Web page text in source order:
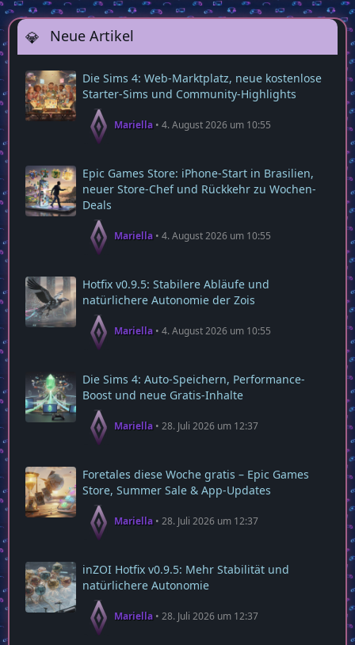
Neue Artikel
Die Sims 4: Web‑Marktplatz, neue kostenlose
Starter‑Sims und Community‑Highlights
Mariella 4. August 2026 um 10:55
Epic Games Store: iPhone-Start in Brasilien,
neuer Store-Chef und Rückkehr zu Wochen-
Deals
Mariella 4. August 2026 um 10:55
Hotfix v0.9.5: Stabilere Abläufe und
natürlichere Autonomie der Zois
Mariella 4. August 2026 um 10:55
Die Sims 4: Auto-Speichern, Performance-
Boost und neue Gratis-Inhalte
Mariella 28. Juli 2026 um 12:37
Foretales diese Woche gratis – Epic Games
Store, Summer Sale & App‑Updates
Mariella 28. Juli 2026 um 12:37
inZOI Hotfix v0.9.5: Mehr Stabilität und
natürlichere Autonomie
Mariella 28. Juli 2026 um 12:37